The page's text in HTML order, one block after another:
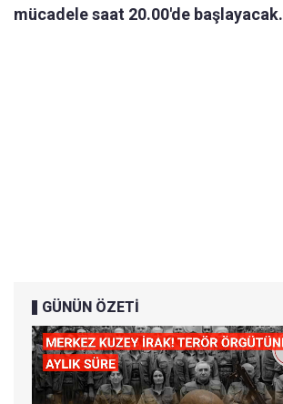
mücadele saat 20.00'de başlayacak.
GÜNÜN ÖZETİ